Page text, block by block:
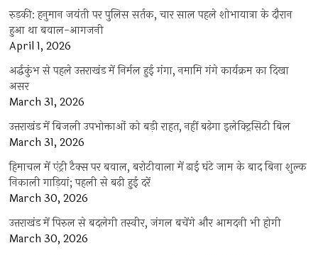
रुड़की: हनुमान जयंती पर पुलिस सर्तक, चार साल पहले शोभायात्रा के दौरान
हुआ था बवाल-आगजनी
April 1, 2026
अर्द्धकुंभ से पहले उत्तराखंड में निर्मल हुई गंगा, नमामि गंगे कार्यक्रम का दिखा
असर
March 31, 2026
उत्तराखंड में बिजली उपभोक्ताओं को बड़ी राहत, नहीं बढ़ेगा इलेक्ट्रिसिटी बिल
March 31, 2026
हिमाचल में एंट्री टैक्स पर बवाल, बरोटीवाला में ढाई घंटे जाम के बाद बिना शुल्क
निकाली गाड़ियां; पहली से बढ़ी हुई दरें
March 30, 2026
उत्तराखंड में पिरुल से बदलेगी तस्वीर, जंगल बचेंगे और आमदनी भी होगी
March 30, 2026